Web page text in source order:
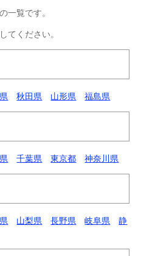
一覧です。
てください。
秋田県 山形県 福島県
千葉県 東京都 神奈川県
山梨県 長野県 岐阜県
静